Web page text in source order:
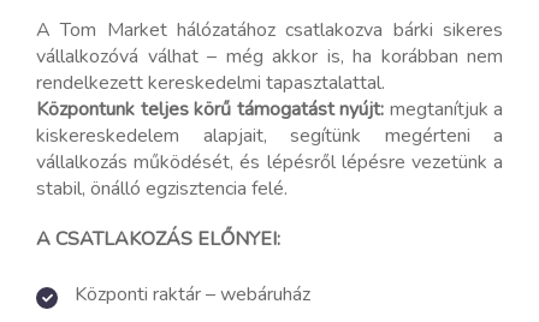
A Tom Market hálózatához csatlakozva bárki sikeres
vállalkozóvá válhat – még akkor is, ha korábban nem
rendelkezett kereskedelmi tapasztalattal.
Központunk teljes körű támogatást nyújt: megtanítjuk a
kiskereskedelem alapjait, segítünk megérteni a
vállalkozás működését, és lépésről lépésre vezetünk a
stabil, önálló egzisztencia felé.
A CSATLAKOZÁS ELŐNYEI:
Központi raktár – webáruház